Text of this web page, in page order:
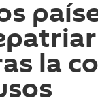
la